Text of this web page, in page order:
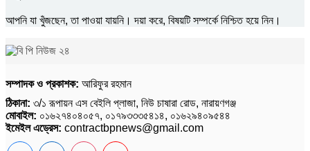
আপনি যা খুঁজছেন, তা পাওয়া যায়নি। দয়া করে, বিষয়টি সম্পর্কে নিশ্চিত হয়ে নিন।
সম্পাদক ও প্রকাশক: আরিফুর রহমান
ঠিকানা: ৩/১ রূপায়ন এস বেইলি প্লাজা, নিউ চাষারা রোড, নারায়ণগঞ্জ
মোবাইল: ০১৬২৭৪০৪০৫৭, ০১৭৯৩৩৩৫৪১৪, ০১৬২৯৪০৯৫৪৪
ইমেইল এড্রেস: contractbpnews@gmail.com